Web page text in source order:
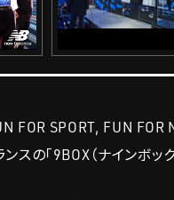
FOR SPORT, FUN FOR
ンスの「9BOX（ナインボ